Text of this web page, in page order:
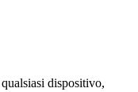
dispositivo,